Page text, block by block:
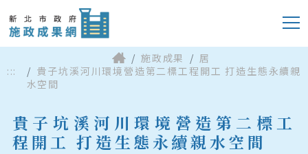
:::
施政成果
居
貴子坑溪河川環境營造第二標工程開工 打造生態永續親
水空間
貴子坑溪河川環境營造第二標工
程開工 打造生態永續親水空間